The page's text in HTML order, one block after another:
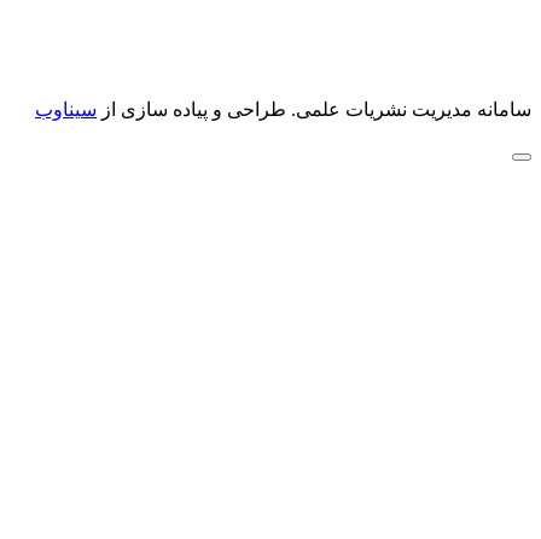
سامانه مدیریت نشریات علمی. طراحی و پیاده سازی از سیناوب